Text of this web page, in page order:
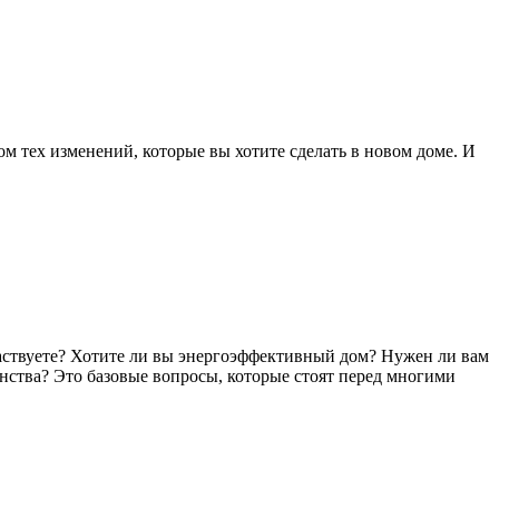
тех изменений, которые вы хотите сделать в новом доме. И
Хотите ли вы энергоэффективный дом? Нужен ли вам
Это базовые вопросы, которые стоят перед многими